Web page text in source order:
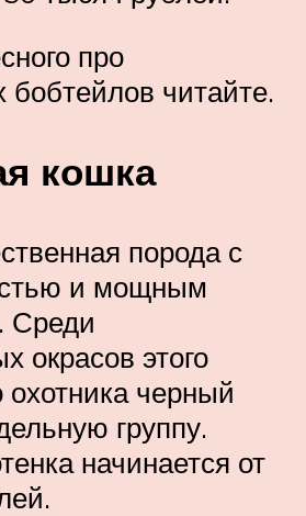
про
бобтейлов читайте.
кошка
порода с
и мощным
Среди
окрасов этого
охотника черный
группу.
начинается от